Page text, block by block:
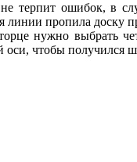
терпит ошибок, в
линии пропила доску
нужно выбрать
оси, чтобы получился